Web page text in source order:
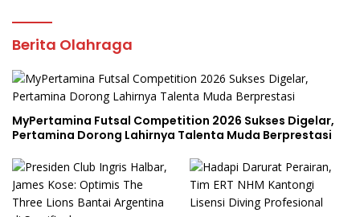
Berita Olahraga
MyPertamina Futsal Competition 2026 Sukses Digelar,
Pertamina Dorong Lahirnya Talenta Muda Berprestasi